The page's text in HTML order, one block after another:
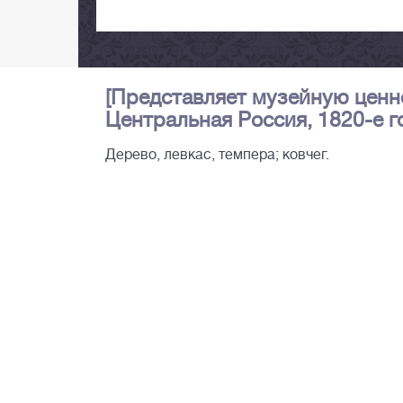
[Представляет музейную
Центральная Россия, 1820-е
Дерево, левкас, темпера; ковчег.